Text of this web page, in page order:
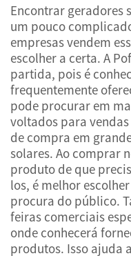
Encontrar geradores
um pouco
empresas vendem
escolher a certa. A
partida, pois é
frequentemente
pode procurar em
voltados para
de compra em
solares. Ao comprar
produto de que
los, é melhor
procura do público.
feiras comerciais
onde conhecerá
produtos. Isso ajuda